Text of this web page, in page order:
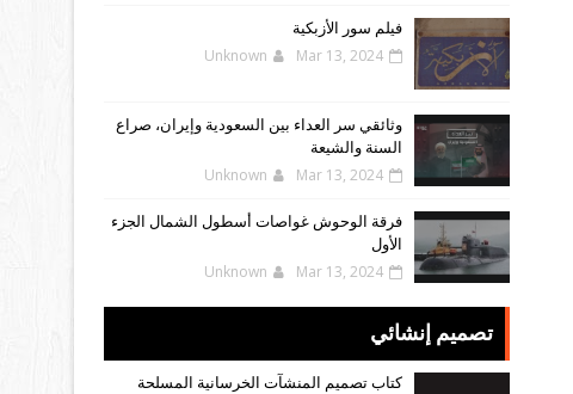
فيلم سور الأزبكية
Unknown Mar 13, 2024
وثائقي سر العداء بين السعودية وإيران، صراع
السنة والشيعة
Unknown Mar 13, 2024
فرقة الوحوش غواصات أسطول الشمال الجزء
الأول
Unknown Mar 13, 2024
تصميم إنشائي
كتاب تصميم المنشآت الخرسانية المسلحة